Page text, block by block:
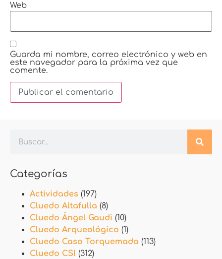
Web
Guarda mi nombre, correo electrónico y web en
este navegador para la próxima vez que
comente.
Categorías
Actividades (197)
Cluedo Altafulla (8)
Cluedo Ángel Gaudi (10)
Cluedo Arqueológico (1)
Cluedo Caso Torquemada (113)
Cluedo CSI (312)